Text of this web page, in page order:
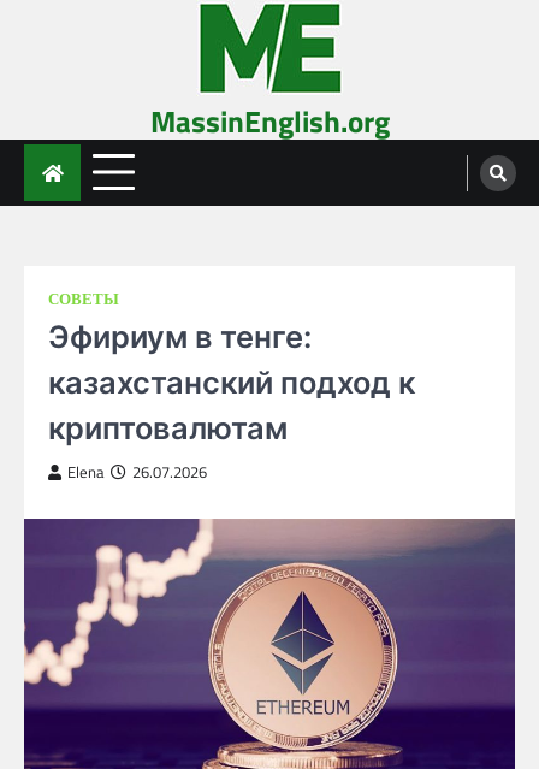
MassinEnglish.org
СОВЕТЫ
Эфириум в тенге:
казахстанский подход к
криптовалютам
Elena 26.07.2026